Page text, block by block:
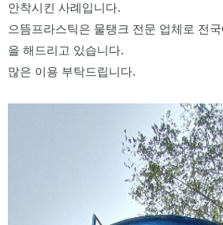
안착시킨 사례입니다.
으뜸프라스틱은 물탱크 전문 업체로 전
을 해드리고 있습니다.
많은 이용 부탁드립니다.